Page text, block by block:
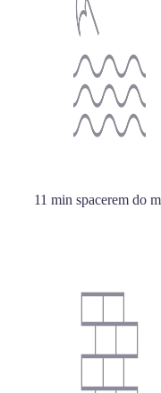
11 min spacerem do